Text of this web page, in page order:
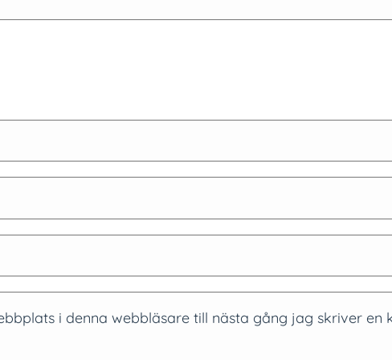
i denna webbläsare till nästa gång jag skriver en